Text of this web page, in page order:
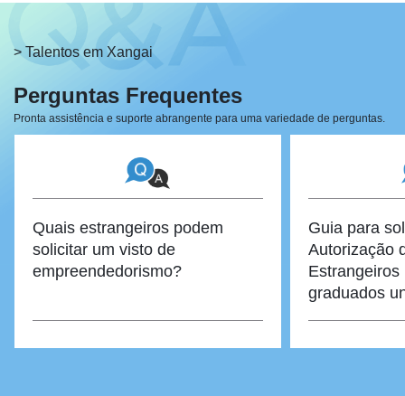
> Talentos em Xangai
Perguntas Frequentes
Pronta assistência e suporte abrangente para uma variedade de perguntas.
Quais estrangeiros podem
solicitar um visto de
empreendedorismo?
Guia para
Autorização
graduados